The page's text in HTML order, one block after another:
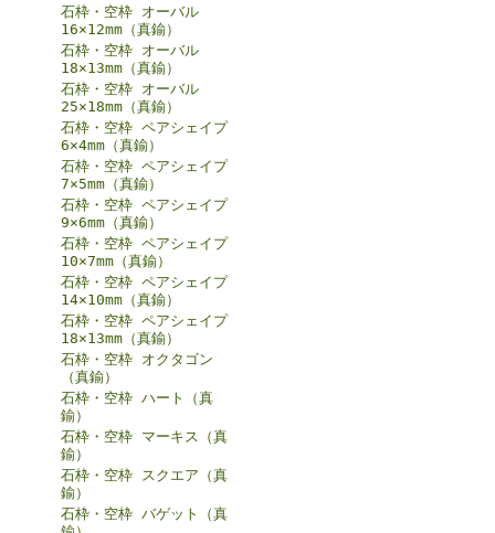
石枠・空枠 オーバル
16×12mm（真鍮）
石枠・空枠 オーバル
18×13mm（真鍮）
石枠・空枠 オーバル
25×18mm（真鍮）
石枠・空枠 ペアシェイプ
6×4mm（真鍮）
石枠・空枠 ペアシェイプ
7×5mm（真鍮）
石枠・空枠 ペアシェイプ
9×6mm（真鍮）
石枠・空枠 ペアシェイプ
10×7mm（真鍮）
石枠・空枠 ペアシェイプ
14×10mm（真鍮）
石枠・空枠 ペアシェイプ
18×13mm（真鍮）
石枠・空枠 オクタゴン
（真鍮）
石枠・空枠 ハート（真
鍮）
石枠・空枠 マーキス（真
鍮）
石枠・空枠 スクエア（真
鍮）
石枠・空枠 バゲット（真